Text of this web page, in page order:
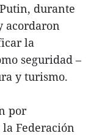
durante
acordaron
la
seguridad –
y turismo.
por
Federación